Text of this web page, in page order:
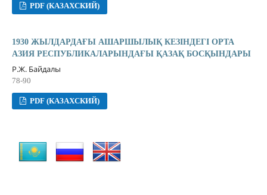
PDF (КАЗАХСКИЙ)
1930 ЖЫЛДАРДАҒЫ АШАРШЫЛЫҚ КЕЗІНДЕГІ ОРТА
АЗИЯ РЕСПУБЛИКАЛАРЫНДАҒЫ ҚАЗАҚ БОСҚЫНДАРЫ
Р.Ж. Байдалы
78-90
PDF (КАЗАХСКИЙ)